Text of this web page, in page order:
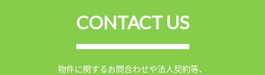
CONTACT US
物件に関するお問合わせや法人契約等、